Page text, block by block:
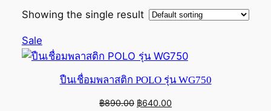
Showing the single result
SaleProduct
on
ปืนเชื่อมพลาสติก POLO รุ่น WG750
฿890.00 Original
฿640.00